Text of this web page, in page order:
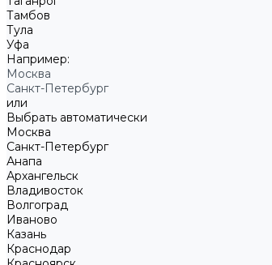
Тамбов
Тула
Уфа
Например:
Москва
Санкт-Петербург
или
Выбрать автоматически
Москва
Санкт-Петербург
Анапа
Архангельск
Владивосток
Волгоград
Иваново
Казань
Краснодар